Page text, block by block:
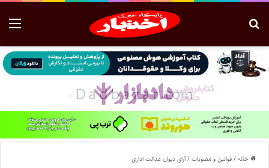
خانه/قوانین و مصوبات/آرای دیوان عدالت اداری